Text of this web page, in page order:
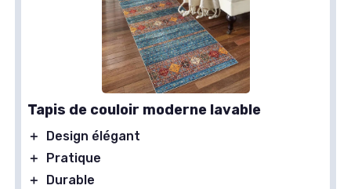
Tapis de couloir moderne lavable
＋
Design élégant
＋
Pratique
＋
Durable